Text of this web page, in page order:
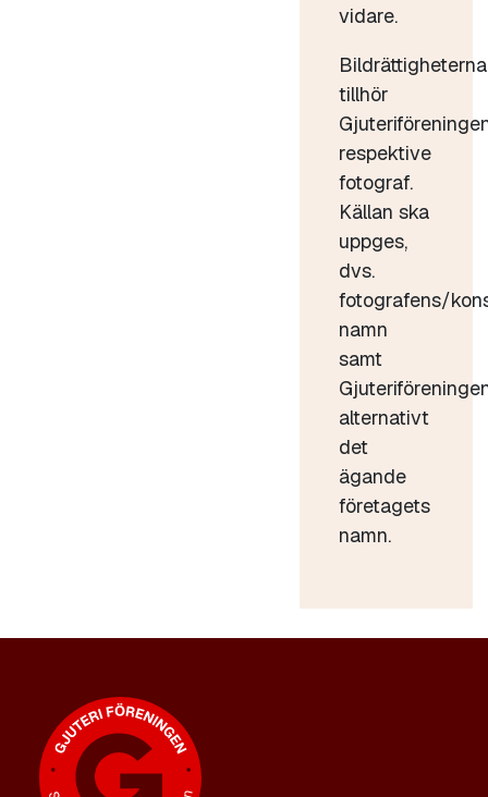
vidare.
Bildrättigheterna
tillhör
respektive
fotograf.
Källan ska
uppges,
dvs.
fotografens/
namn
samt
alternativt
det
ägande
företagets
namn.